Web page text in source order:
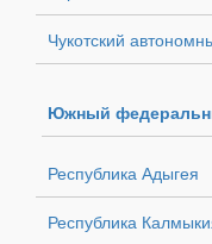
Чукотский
Южный
Республика Адыгея
Республика